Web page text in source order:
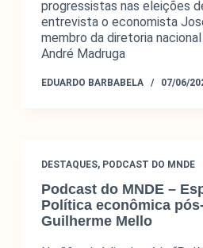
progressistas nas eleições
entrevista o economista
membro da diretoria
André Madruga
EDUARDO BARBABELA 07/06/
DESTAQUES, PODCAST DO MNDE
Podcast do MNDE –
Política econômica
Guilherme Mello